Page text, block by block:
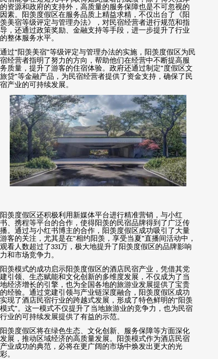
的资源和政府的支持外，高质量的服务保障也是不可忽视的
因素。阳羡度假区在服务品质上精益求精，不仅出台了《阳
羡美宿等级评定与管理办法》，对民宿经营者进行规范和指
导，还通过政策奖励、金融支持等手段，进一步提升了行业
的整体服务水平。
通过“阳羡美宿”等级评定与管理办法的实施，阳羡度假区为民
宿经营者指明了努力的方向，帮助他们在经营中不断提高服
务质量，提升了游客的住宿体验。政府还通过制定“度假区文
旅贷”等金融产品，为民宿经营者提供了资金支持，确保了民
宿产业的可持续发展。
阳羡度假区还积极利用新媒体平台进行精准营销，与小红
书、携程等平台的合作，使得阳羡的民宿品牌得到了广泛传
播。通过与小红书博主的合作，阳羡度假区成功吸引了大量
游客的关注，尤其是在“相约阳羡，享受当夏”直播间活动中，
观看人数超过了331万，极大地提升了阳羡度假区的品牌影响
力和市场竞争力。
阳羡模式的成功启示阳羡度假区的酒店民宿产业，凭借其党
建引领、生态赋能和文化创新的多维度发展，不仅成为了当
地经济增长的引擎，也为全国各地的旅游业发展提供了宝贵
的经验。通过党建引领与产业链深度融合，阳羡度假区成功
实现了酒店民宿行业的跨越式发展，形成了特色鲜明的“阳羡
模式”。这一模式不仅提升了当地旅游业的竞争力，也为民宿
行业的可持续发展提供了有益的示范。
阳羡度假区将在绿色生态、文化创新、服务保障等方面深化
发展，推动区域经济的高质量发展。阳羡模式作为酒店民宿
产业成功的典范，必将在更广阔的市场中焕发出更大的光
彩。